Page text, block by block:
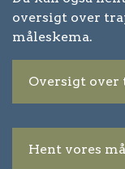
oversigt over
måleskema.
Oversigt over
Hent vores